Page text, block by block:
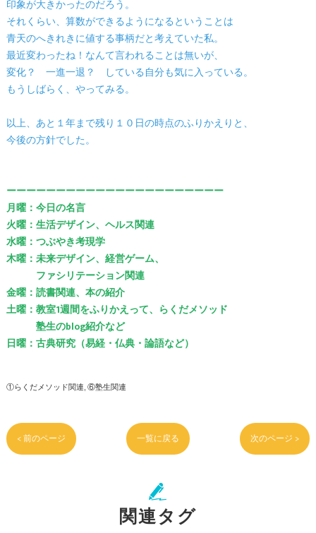
印象が大きかったのだろう。
それくらい、算数ができるようになるということは
青天のへきれきに値する事柄だと考えていた私。
最近変わったね！なんて言われることは無いが、
変化？ 一進一退？ している自分も気に入っている。
もうしばらく、やってみる。
以上、あと１年まで残り１０日の時点のふりかえりと、
今後の方針でした。
ーーーーーーーーーーーーーーーーーーーーーー
月曜：今日の名言
火曜：生活デザイン、ヘルス関連
水曜：つぶやき考現学
木曜：未来デザイン、経営ゲーム、
ファシリテーション関連
金曜：読書関連、本の紹介
土曜：教室1週間をふりかえって、らくだメソッド
塾生のblog紹介など
日曜：古典研究（易経・仏典・論語など）
①らくだメソッド関連 ⑥塾生関連
< 前のページ 一覧に戻る 次のページ >
関連タグ